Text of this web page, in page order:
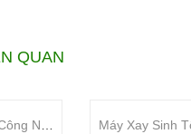
QUAN